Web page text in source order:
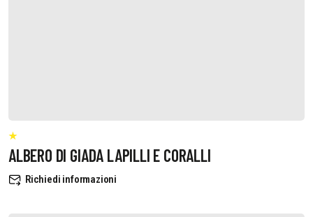
ALBERO DI GIADA LAPILLI E CORALLI
Richiedi informazioni